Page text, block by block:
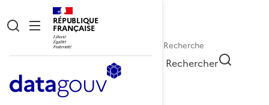
RÉPUBLIQUE
FRANÇAISE
Rechercher